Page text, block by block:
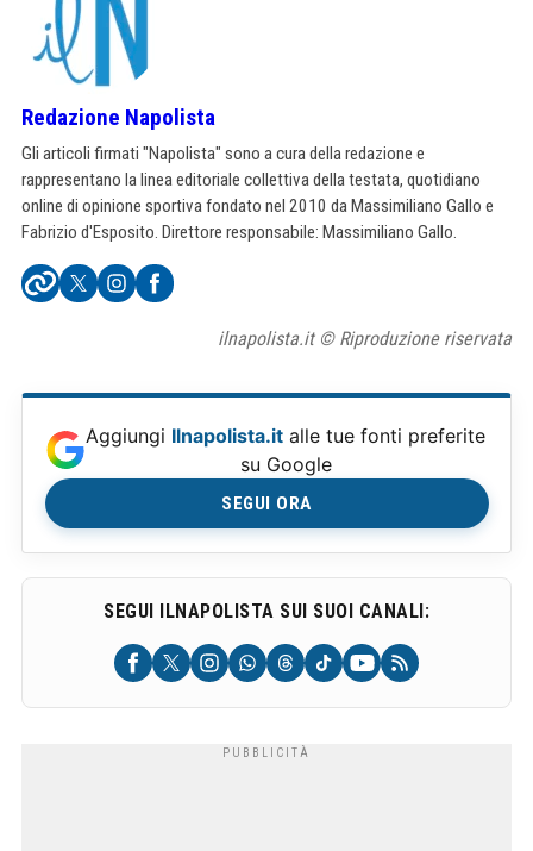
Redazione Napolista
Gli articoli firmati "Napolista" sono a cura della redazione e
rappresentano la linea editoriale collettiva della testata, quotidiano
online di opinione sportiva fondato nel 2010 da Massimiliano Gallo e
Fabrizio d'Esposito. Direttore responsabile: Massimiliano Gallo.
ilnapolista.it © Riproduzione riservata
Aggiungi Ilnapolista.it alle tue fonti preferite
su Google
SEGUI ORA
SEGUI ILNAPOLISTA SUI SUOI CANALI: